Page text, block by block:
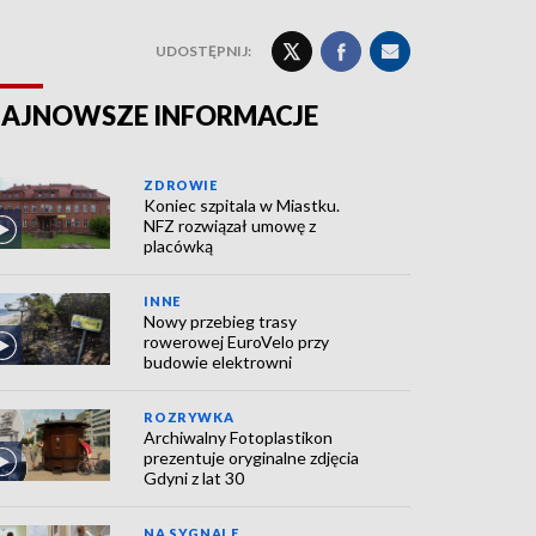
UDOSTĘPNIJ:
INFORMACJE
ZDROWIE
Koniec szpitala w Miastku.
NFZ rozwiązał umowę z
placówką
INNE
Nowy przebieg trasy
rowerowej EuroVelo przy
budowie elektrowni
ROZRYWKA
Archiwalny Fotoplastikon
prezentuje oryginalne zdjęcia
Gdyni z lat 30